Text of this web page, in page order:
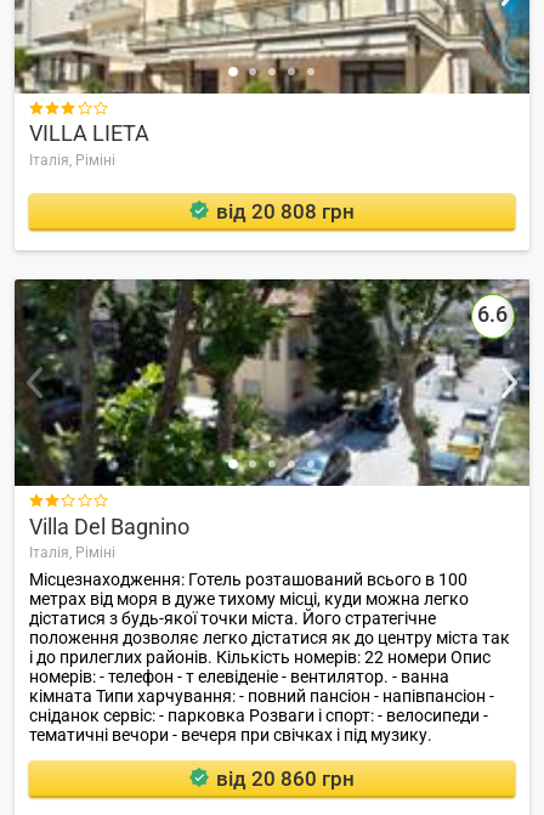

VILLA LIETA
Італія, Ріміні
від 20 808 грн
6.6

Villa Del Bagnino
Італія, Ріміні
Місцезнаходження: Готель розташований всього в 100
метрах від моря в дуже тихому місці, куди можна легко
дістатися з будь-якої точки міста. Його стратегічне
положення дозволяє легко дістатися як до центру міста так
і до прилеглих районів. Кількість номерів: 22 номери Опис
номерів: - телефон - т елевіденіе - вентилятор. - ванна
кімната Типи харчування: - повний пансіон - напівпансіон -
сніданок сервіс: - парковка Розваги і спорт: - велосипеди -
тематичні вечори - вечеря при свічках і під музику.
від 20 860 грн